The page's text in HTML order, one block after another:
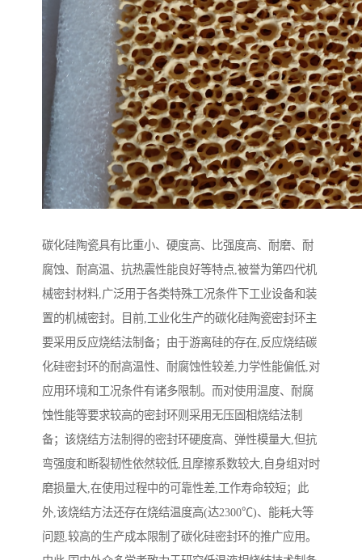
碳化硅陶瓷具有比重小、硬度高、比强度高、耐磨、耐
腐蚀、耐高温、抗热震性能良好等特点,被誉为第四代机
械密封材料,广泛用于各类特殊工况条件下工业设备和装
置的机械密封。目前,工业化生产的碳化硅陶瓷密封环主
要采用反应烧结法制备；由于游离硅的存在,反应烧结碳
化硅密封环的耐高温性、耐腐蚀性较差,力学性能偏低,对
应用环境和工况条件有诸多限制。而对使用温度、耐腐
蚀性能等要求较高的密封环则采用无压固相烧结法制
备；该烧结方法制得的密封环硬度高、弹性模量大,但抗
弯强度和断裂韧性依然较低,且摩擦系数较大,自身组对时
磨损量大,在使用过程中的可靠性差,工作寿命较短；此
外,该烧结方法还存在烧结温度高(达2300℃)、能耗大等
问题,较高的生产成本限制了碳化硅密封环的推广应用。